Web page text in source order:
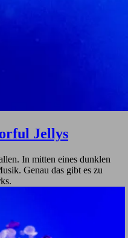
Jellys
In mitten eines dunklen
Genau das gibt es zu